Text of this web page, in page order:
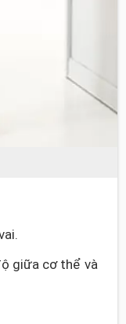
giữa cơ thể và